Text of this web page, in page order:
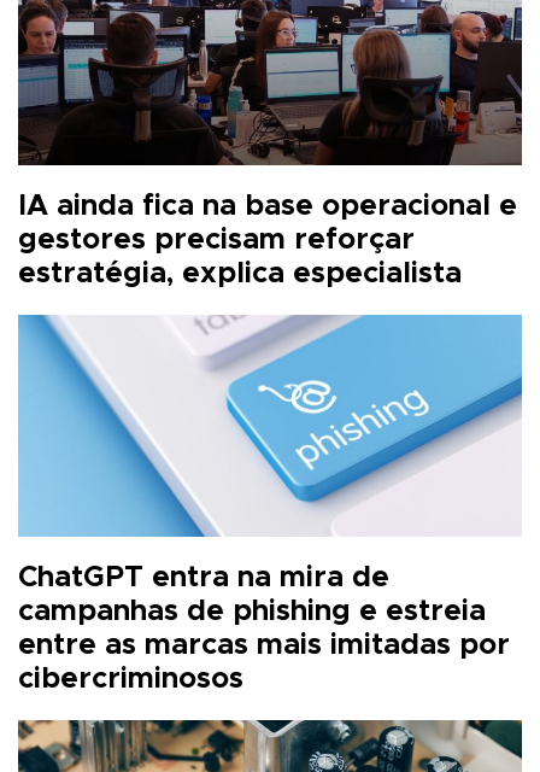
IA ainda fica na base operacional e
gestores precisam reforçar
estratégia, explica especialista
ChatGPT entra na mira de
campanhas de phishing e estreia
entre as marcas mais imitadas por
cibercriminosos